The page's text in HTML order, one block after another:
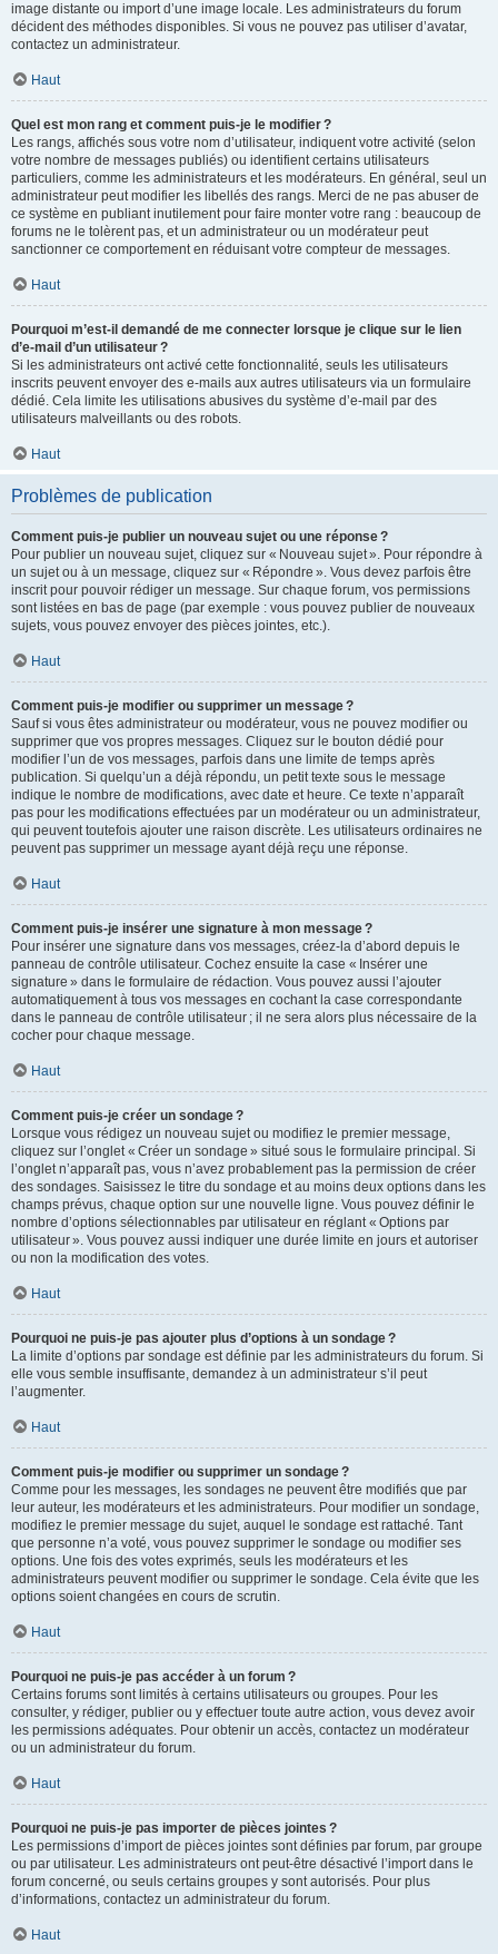
image distante ou import d’une image locale. Les administrateurs du forum
décident des méthodes disponibles. Si vous ne pouvez pas utiliser d’avatar,
contactez un administrateur.
Haut
Quel est mon rang et comment puis-je le modifier ?
Les rangs, affichés sous votre nom d’utilisateur, indiquent votre activité (selon
votre nombre de messages publiés) ou identifient certains utilisateurs
particuliers, comme les administrateurs et les modérateurs. En général, seul un
administrateur peut modifier les libellés des rangs. Merci de ne pas abuser de
ce système en publiant inutilement pour faire monter votre rang : beaucoup de
forums ne le tolèrent pas, et un administrateur ou un modérateur peut
sanctionner ce comportement en réduisant votre compteur de messages.
Haut
Pourquoi m’est-il demandé de me connecter lorsque je clique sur le lien
d’e-mail d’un utilisateur ?
Si les administrateurs ont activé cette fonctionnalité, seuls les utilisateurs
inscrits peuvent envoyer des e-mails aux autres utilisateurs via un formulaire
dédié. Cela limite les utilisations abusives du système d’e-mail par des
utilisateurs malveillants ou des robots.
Haut
Problèmes de publication
Comment puis-je publier un nouveau sujet ou une réponse ?
Pour publier un nouveau sujet, cliquez sur « Nouveau sujet ». Pour répondre à
un sujet ou à un message, cliquez sur « Répondre ». Vous devez parfois être
inscrit pour pouvoir rédiger un message. Sur chaque forum, vos permissions
sont listées en bas de page (par exemple : vous pouvez publier de nouveaux
sujets, vous pouvez envoyer des pièces jointes, etc.).
Haut
Comment puis-je modifier ou supprimer un message ?
Sauf si vous êtes administrateur ou modérateur, vous ne pouvez modifier ou
supprimer que vos propres messages. Cliquez sur le bouton dédié pour
modifier l’un de vos messages, parfois dans une limite de temps après
publication. Si quelqu’un a déjà répondu, un petit texte sous le message
indique le nombre de modifications, avec date et heure. Ce texte n’apparaît
pas pour les modifications effectuées par un modérateur ou un administrateur,
qui peuvent toutefois ajouter une raison discrète. Les utilisateurs ordinaires ne
peuvent pas supprimer un message ayant déjà reçu une réponse.
Haut
Comment puis-je insérer une signature à mon message ?
Pour insérer une signature dans vos messages, créez-la d’abord depuis le
panneau de contrôle utilisateur. Cochez ensuite la case « Insérer une
signature » dans le formulaire de rédaction. Vous pouvez aussi l’ajouter
automatiquement à tous vos messages en cochant la case correspondante
dans le panneau de contrôle utilisateur ; il ne sera alors plus nécessaire de la
cocher pour chaque message.
Haut
Comment puis-je créer un sondage ?
Lorsque vous rédigez un nouveau sujet ou modifiez le premier message,
cliquez sur l’onglet « Créer un sondage » situé sous le formulaire principal. Si
l’onglet n’apparaît pas, vous n’avez probablement pas la permission de créer
des sondages. Saisissez le titre du sondage et au moins deux options dans les
champs prévus, chaque option sur une nouvelle ligne. Vous pouvez définir le
nombre d’options sélectionnables par utilisateur en réglant « Options par
utilisateur ». Vous pouvez aussi indiquer une durée limite en jours et autoriser
ou non la modification des votes.
Haut
Pourquoi ne puis-je pas ajouter plus d’options à un sondage ?
La limite d’options par sondage est définie par les administrateurs du forum. Si
elle vous semble insuffisante, demandez à un administrateur s’il peut
l’augmenter.
Haut
Comment puis-je modifier ou supprimer un sondage ?
Comme pour les messages, les sondages ne peuvent être modifiés que par
leur auteur, les modérateurs et les administrateurs. Pour modifier un sondage,
modifiez le premier message du sujet, auquel le sondage est rattaché. Tant
que personne n’a voté, vous pouvez supprimer le sondage ou modifier ses
options. Une fois des votes exprimés, seuls les modérateurs et les
administrateurs peuvent modifier ou supprimer le sondage. Cela évite que les
options soient changées en cours de scrutin.
Haut
Pourquoi ne puis-je pas accéder à un forum ?
Certains forums sont limités à certains utilisateurs ou groupes. Pour les
consulter, y rédiger, publier ou y effectuer toute autre action, vous devez avoir
les permissions adéquates. Pour obtenir un accès, contactez un modérateur
ou un administrateur du forum.
Haut
Pourquoi ne puis-je pas importer de pièces jointes ?
Les permissions d’import de pièces jointes sont définies par forum, par groupe
ou par utilisateur. Les administrateurs ont peut-être désactivé l’import dans le
forum concerné, ou seuls certains groupes y sont autorisés. Pour plus
d’informations, contactez un administrateur du forum.
Haut